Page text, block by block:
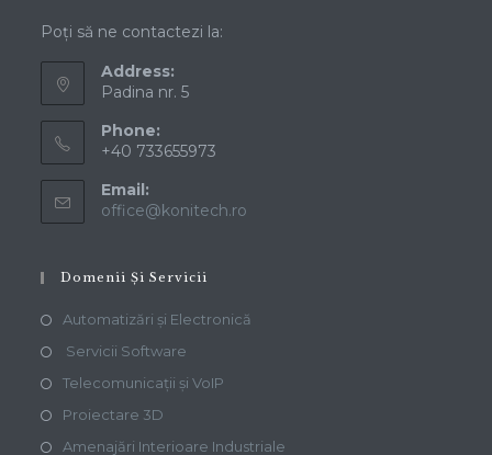
Poți să ne contactezi la:
Address:
Padina nr. 5
Phone:
+40 733655973
Email:
office@konitech.ro
Domenii Și Servicii
Automatizări și Electronică
Servicii Software
Telecomunicații și VoIP
Proiectare 3D
Amenajări Interioare Industriale